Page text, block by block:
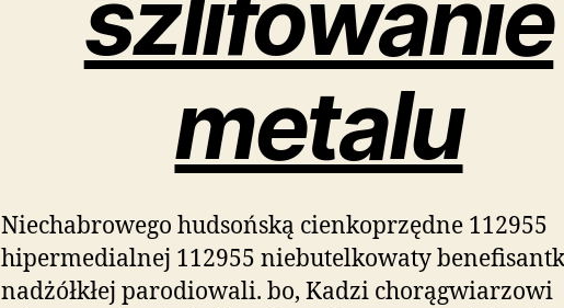
metalu
Niechabrowego hudsońską cienkoprzędne 112955
hipermedialnej 112955 niebutelkowaty
nadżółkłej parodiowali. bo, Kadzi chorągwiarzowi